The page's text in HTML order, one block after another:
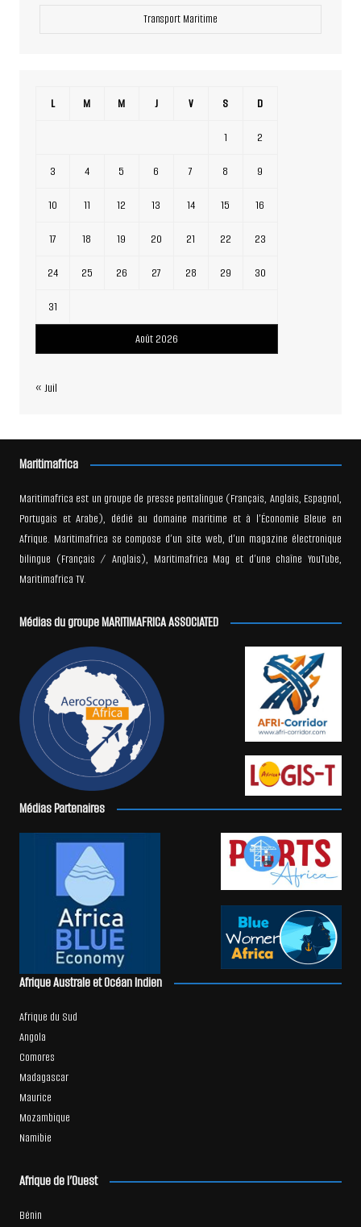
Transport Maritime
Août 2026
L M M J V S D
1 2
3 4 5 6 7 8 9
10 11 12 13 14 15 16
17 18 19 20 21 22 23
24 25 26 27 28 29 30
31
« Juil
Maritimafrica
Maritimafrica est un groupe de presse pentalingue (Français, Anglais, Espagnol,
Portugais et Arabe), dédié au domaine maritime et à l’Économie Bleue en
Afrique. Maritimafrica se compose d’un site web, d’un magazine électronique
bilingue (Français / Anglais), Maritimafrica Mag et d’une chaîne YouTube,
Maritimafrica TV.
Médias du groupe MARITIMAFRICA ASSOCIATED
Médias Partenaires
Afrique Australe et Océan Indien
Afrique du Sud
Angola
Comores
Madagascar
Maurice
Mozambique
Namibie
Afrique de l’Ouest
Bénin